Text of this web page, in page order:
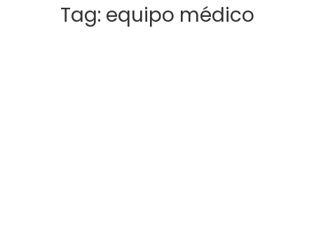
Tag: equipo médico